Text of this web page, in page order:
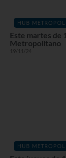
HUB
Este martes de
Metropolitano
19/11/24
HUB